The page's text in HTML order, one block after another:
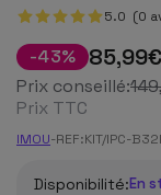
5.0 (0
-43% 85,99€
Prix conseillé:149
Prix TTC
IMOU-REF:KIT/IPC-
Disponibilité:En